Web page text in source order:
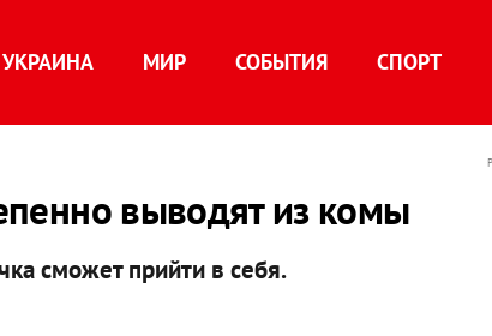
УКРАИНА МИР СОБЫТИЯ СПОРТ
выводят из комы
сможет прийти в себя.